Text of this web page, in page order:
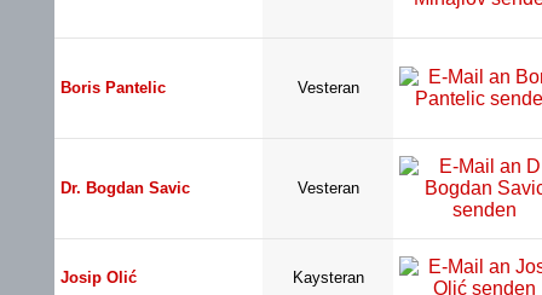
Boris Pantelic Vesteran
Dr. Bogdan Savic Vesteran
Josip Olić Kaysteran